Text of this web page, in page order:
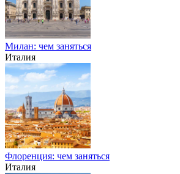
Милан: чем заняться
Италия
Флоренция: чем заняться
Италия